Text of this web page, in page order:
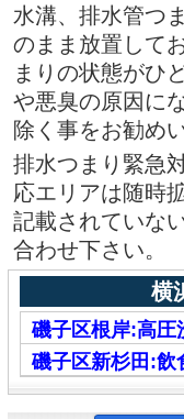
水溝、排水管つ
のまま放置して
まりの状態がひ
や悪臭の原因に
除く事をお勧め
排水つまり緊急
応エリアは随時
記載されていな
合わせ下さい。
横
磯子区根岸:高圧
磯子区新杉田:飲